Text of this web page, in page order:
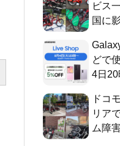
ビス
国に
どで
4日
ドコ
リア
ム障害